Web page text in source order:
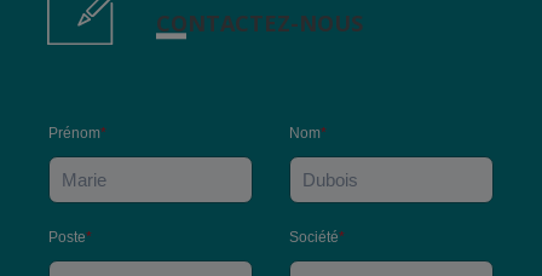
Prénom* Nom*
Poste* Société*
CONTACTEZ-NOUS